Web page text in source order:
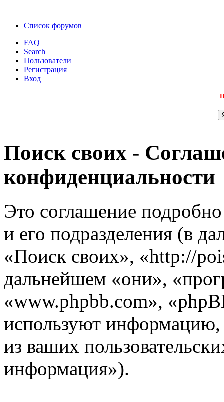
Список форумов
FAQ
Search
Пользователи
Регистрация
Вход
Поиск своих -
конфиденциальности
Это соглашение
и его подразделения (в
«Поиск своих», «http://
дальнейшем «они»,
«www.phpbb.com»,
используют
из ваших
информация»).